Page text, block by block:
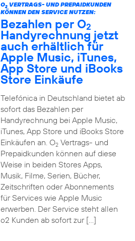
O2VERTRAGS- UND PREPAIDKUNDEN
KÖNNEN DEN SERVICE NUTZEN:
Bezahlen per O2
Handyrechnung jetzt
auch erhältlich für
Apple Music, iTunes,
App Store und iBooks
Store Einkäufe
Telefónica in Deutschland bietet ab
sofort das Bezahlen per
Handyrechnung bei Apple Music,
iTunes, App Store und iBooks Store
Einkäufen an. O2Vertrags- und
Prepaidkunden können auf diese
Weise in beiden Stores Apps,
Musik, Filme, Serien, Bücher,
Zeitschriften oder Abonnements
für Services wie Apple Music
erwerben. Der Service steht allen
o2 Kunden ab sofort zur […]